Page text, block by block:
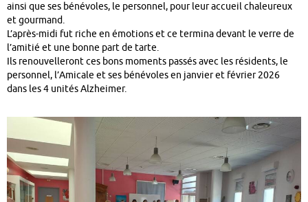
ainsi que ses bénévoles, le personnel, pour leur accueil chaleureux
et gourmand.
L’après-midi fut riche en émotions et ce termina devant le verre de
l’amitié et une bonne part de tarte.
Ils renouvelleront ces bons moments passés avec les résidents, le
personnel, l’Amicale et ses bénévoles en janvier et février 2026
dans les 4 unités Alzheimer.